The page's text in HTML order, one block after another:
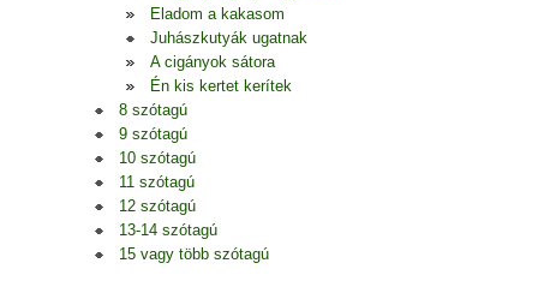
Eladom a kakasom
Juhászkutyák ugatnak
A cigányok sátora
Én kis kertet kerítek
8 szótagú
9 szótagú
10 szótagú
11 szótagú
12 szótagú
13-14 szótagú
15 vagy több szótagú